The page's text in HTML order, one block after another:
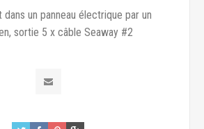
dans un panneau électrique par un
sortie 5 x câble Seaway #2